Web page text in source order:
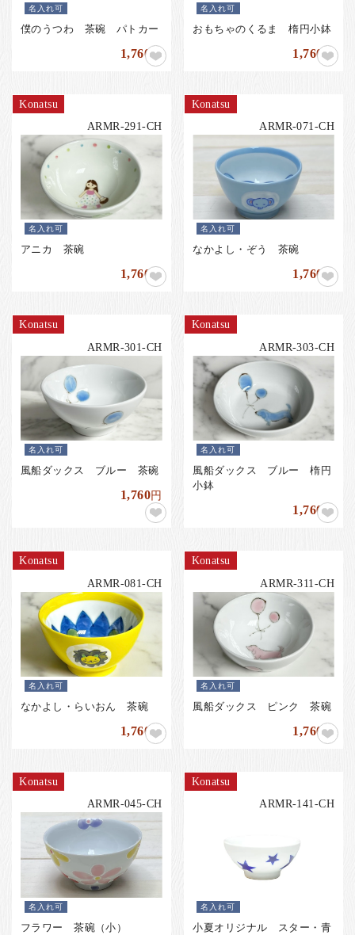
名入れ可
僕のうつわ 茶碗 パトカー
1,760円
名入れ可
おもちゃのくるま 楕円小鉢
1,760円
Konatsu
ARMR-291-CH
名入れ可
アニカ 茶碗
1,760円
Konatsu
ARMR-071-CH
名入れ可
なかよし・ぞう 茶碗
1,760円
Konatsu
ARMR-301-CH
名入れ可
風船ダックス ブルー 茶碗
1,760円
Konatsu
ARMR-303-CH
名入れ可
風船ダックス ブルー 楕円
小鉢
1,760円
Konatsu
ARMR-081-CH
名入れ可
なかよし・らいおん 茶碗
1,760円
Konatsu
ARMR-311-CH
名入れ可
風船ダックス ピンク 茶碗
1,760円
Konatsu
ARMR-045-CH
名入れ可
フラワー 茶碗（小）
Konatsu
ARMR-141-CH
名入れ可
小夏オリジナル スター・青